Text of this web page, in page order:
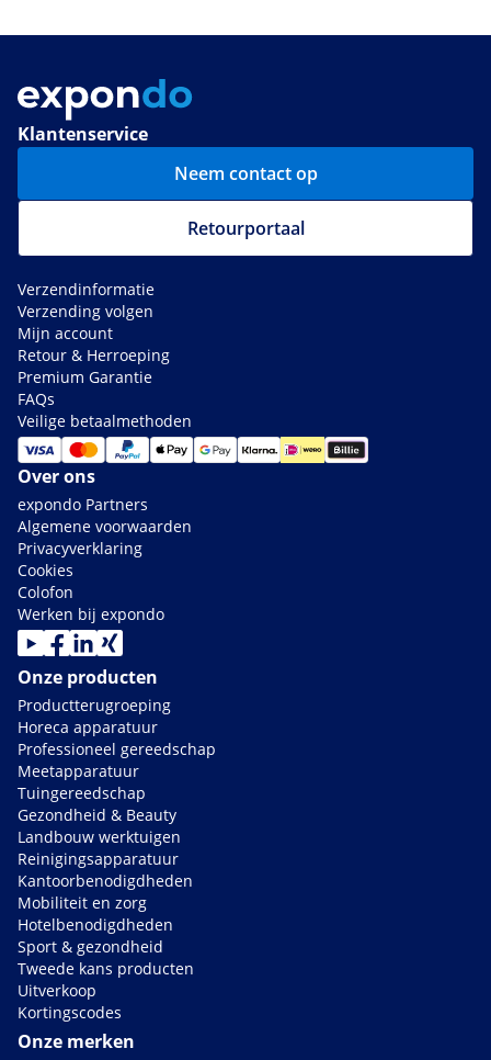
Klantenservice
Neem contact op
Retourportaal
Verzendinformatie
Verzending volgen
Mijn account
Retour & Herroeping
Premium Garantie
FAQs
Veilige betaalmethoden
Over ons
expondo Partners
Algemene voorwaarden
Privacyverklaring
Cookies
Colofon
Werken bij expondo
Onze producten
Productterugroeping
Horeca apparatuur
Professioneel gereedschap
Meetapparatuur
Tuingereedschap
Gezondheid & Beauty
Landbouw werktuigen
Reinigingsapparatuur
Kantoorbenodigdheden
Mobiliteit en zorg
Hotelbenodigdheden
Sport & gezondheid
Tweede kans producten
Uitverkoop
Kortingscodes
Onze merken